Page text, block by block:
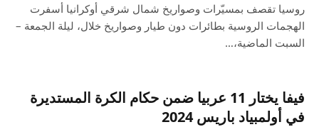
روسيا تقصف بمسيّرات وصواريخ شمال شرقي أوكرانيا أسفرت
الهجمات الروسية بطائرات دون طيار وصواريخ خلال، ليلة الجمعة –
السبت الماضية،…
فيفا يختار 11 عربيا ضمن حكام الكرة المستديرة
في أولمبياد باريس 2024